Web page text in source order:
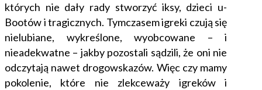
których nie dały rady stworzyć iksy, dzieci u-
Bootów i tragicznych. Tymczasem igreki czują się
nielubiane, wykreślone, wyobcowane – i
nieadekwatne – jakby pozostali sądzili, że oni nie
odczytają nawet drogowskazów. Więc czy mamy
pokolenie, które nie zlekceważy igreków i